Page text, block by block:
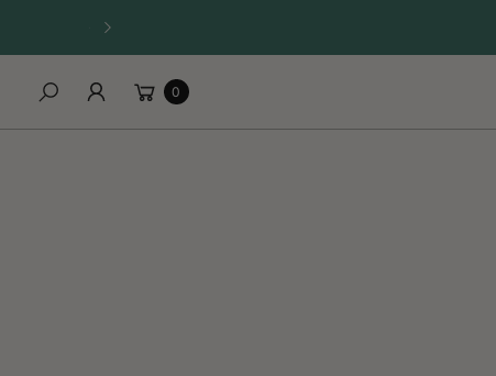
☀️ OFFRE D’ÉTÉ — 1 APPAREIL ACHETÉ = 1 SANGLE OFFERTE
Cerca
Carrello
0